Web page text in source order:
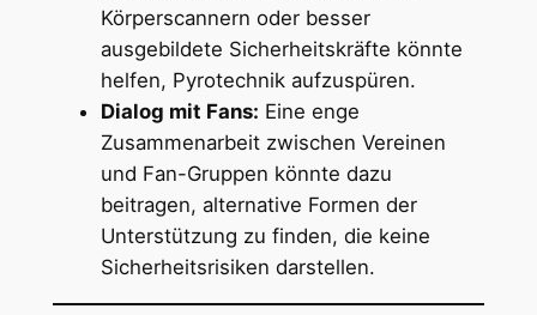
Körperscannern oder besser
ausgebildete Sicherheitskräfte könnte
helfen, Pyrotechnik aufzuspüren.
Dialog mit Fans: Eine enge
Zusammenarbeit zwischen Vereinen
und Fan-Gruppen könnte dazu
beitragen, alternative Formen der
Unterstützung zu finden, die keine
Sicherheitsrisiken darstellen.